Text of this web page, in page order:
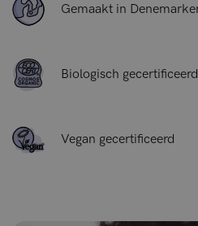
Gemaakt in
Biologisch gecertificeerd
Vegan gecertificeerd